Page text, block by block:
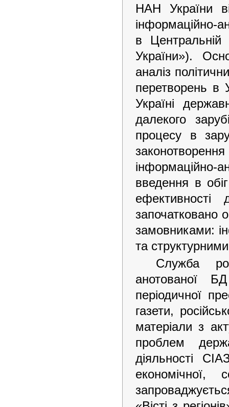
НАН України
інформаційно-
в Центральній
України»).
аналіз
перетворень в
Україні
далекого
процесу в
інформаційно-
введення в
ефективності
започатковано
замовниками:
та структурними
Служба
анотованої
періодичної
газети,
матеріали з
проблем
діяльності